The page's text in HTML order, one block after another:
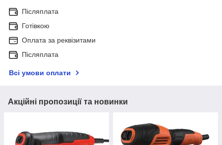
Післяплата
Готівкою
Оплата за реквізитами
Післяплата
Всі умови оплати
Акційні пропозиції та новинки